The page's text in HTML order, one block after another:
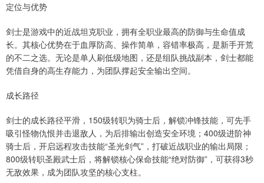
定位与优势
剑士是游戏中的近战坦克职业，拥有全职业最高的防御与生命值成
长。其核心优势在于血厚防高、操作简单，容错率极高，是新手开荒
的不二之选。无论是单人刷低级地图，还是组队挑战副本，剑士都能
凭借自身的高生存能力，为团队撑起安全输出空间。
成长路径
剑士的成长路径平滑，150级转职为骑士后，解锁冲锋技能，可先手
吸引怪物仇恨并击退敌人，为后排输出创造安全环境；400级进阶神
骑士后，开启远程攻击技能“圣光剑气”，打破近战职业的输出局限；
800级转职圣殿武士后，将解锁核心保命技能“绝对防御”，可获得3秒
无敌效果，成为团队攻坚的核心支柱。